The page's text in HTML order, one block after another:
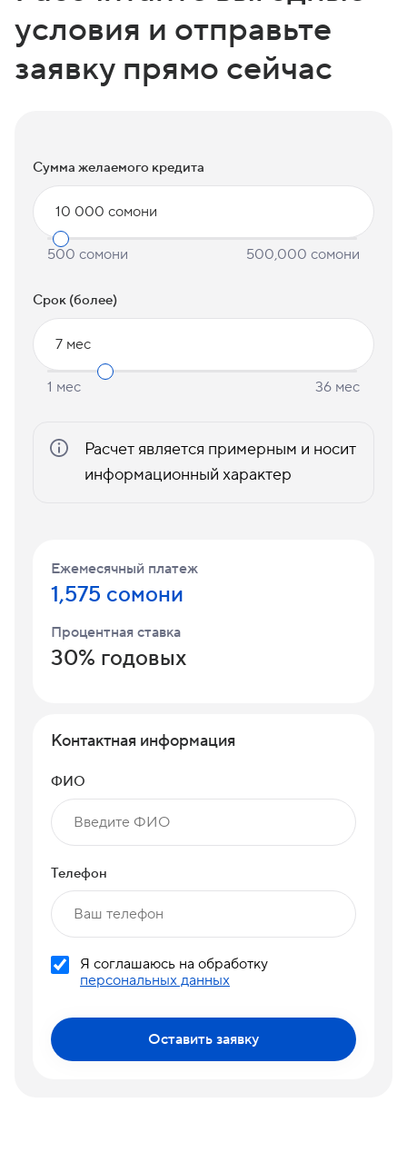
условия и отправьте
заявку прямо сейчас
Сумма желаемого кредита
10 000 сомони
Срок (более)
7 мес
Расчет является примерным и носит
информационный характер
Ежемесячный платеж
1,575 сомони
Процентная ставка
30% годовых
Контактная информация
ФИО
Телефон
Я соглашаюсь на обработку
персональных данных
Оставить заявку